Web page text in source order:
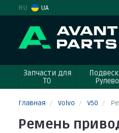
RU UA
Запчасти для
ТО
Главная Volvo V50
Ремень